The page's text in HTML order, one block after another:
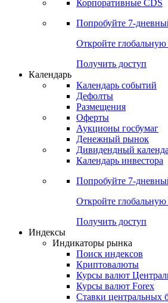
Корпоративные CDS
Попробуйте 7-
Откройте
Получить доступ
Календарь
Календарь событий
Дефолты
Размещения
Оферты
Аукционы госбумаг
Денежный рынок
Дивидендный
Календарь инвестора
Попробуйте 7-
Откройте
Получить доступ
Индексы
Индикаторы рынка
Поиск индексов
Криптовалюты
Курсы валют
Курсы валют Forex
Ставки центральных